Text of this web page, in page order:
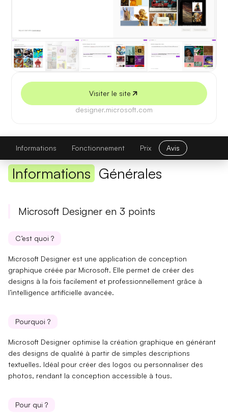
Visiter le site
designer.microsoft.com
Microsoft Designer
Visiter le site
Informations
Fonctionnement Prix Avis
Informations Générales
Microsoft Designer en 3 points
C’est quoi ?
Microsoft Designer est une application de conception
graphique créée par Microsoft. Elle permet de créer des
designs à la fois facilement et professionnellement grâce à
l’intelligence artificielle avancée.
Pourquoi ?
Microsoft Designer optimise la création graphique en générant
des designs de qualité à partir de simples descriptions
textuelles. Idéal pour créer des logos ou personnaliser des
photos, rendant la conception accessible à tous.
Pour qui ?